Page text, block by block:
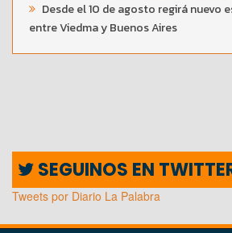
Desde el 10 de agosto regirá nuevo
entre Viedma y Buenos Aires
SEGUINOS EN
Tweets por Diario La Palabra